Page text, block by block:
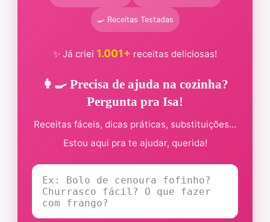
🍳 Receitas Testadas
✨ Já criei 1.001+ receitas deliciosas!
👩‍🍳 Precisa de ajuda na cozinha?
Pergunta pra Isa!
Receitas fáceis, dicas práticas, substituições...
Estou aqui pra te ajudar, querida!